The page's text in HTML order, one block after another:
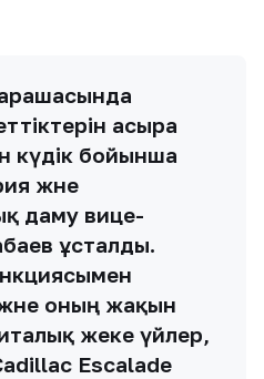
асыра
күдік бойынша
және
даму вице-
ұсталды.
оның жақын
жеке үйлер,
Escalade